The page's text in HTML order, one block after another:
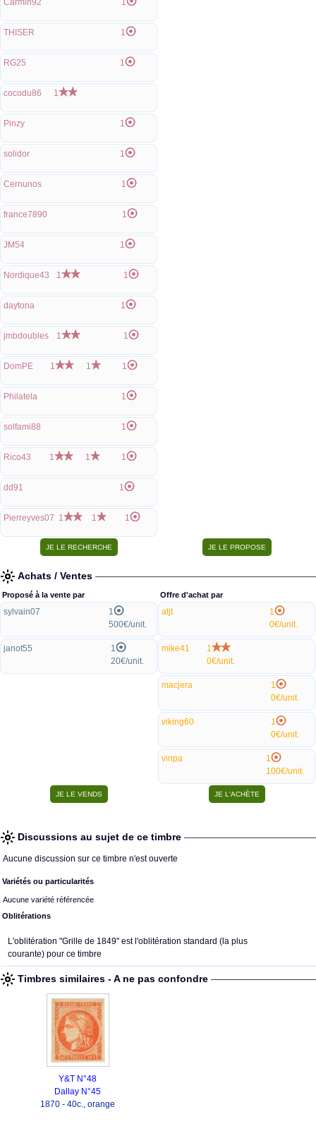
Carmin92 1
THISER 1
RG25 1
cocodu86 1
Pinzy 1
solidor 1
Cernunos 1
france7890 1
JM54 1
Nordique43 1 1
daytona 1
jmbdoubles 1 1
DomPE 1 1 1
Philatela 1
solfami88 1
Rico43 1 1 1
dd91 1
Pierreyves07 1 1 1
Achats / Ventes
Proposé à la vente par
sylvain07
1
500€/unit.
janot55
1
20€/unit.
Offre d'achat par
atjt
1
0€/unit.
mike41
1
0€/unit.
macjera
1
0€/unit.
viking60
1
0€/unit.
vinpa
1
100€/unit.
Discussions au sujet de ce timbre
Aucune discussion sur ce timbre n'est ouverte
Variétés ou particularités
Aucune variété référencée
Oblitérations
L'oblitération "Grille de 1849" est l'oblitération standard (la plus
courante) pour ce timbre
Timbres similaires - A ne pas confondre
Y&T N°48
Dallay N°45
1870 - 40c., orange